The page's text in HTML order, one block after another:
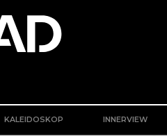
KALEIDOSKOP INNERVIEW